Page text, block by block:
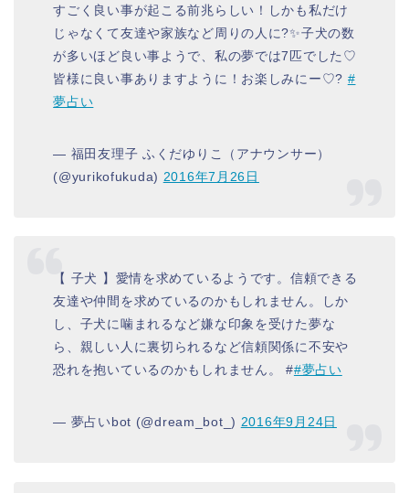
すごく良い事が起こる前兆らしい！しかも私だけ
じゃなくて友達や家族など周りの人に?✨子犬の数
が多いほど良い事ようで、私の夢では7匹でした♡
皆様に良い事ありますように！お楽しみにー♡? #
夢占い
— 福田友理子 ふくだゆりこ（アナウンサー）
(@yurikofukuda) 2016年7月26日
【 子犬 】愛情を求めているようです。信頼できる
友達や仲間を求めているのかもしれません。しか
し、子犬に噛まれるなど嫌な印象を受けた夢な
ら、親しい人に裏切られるなど信頼関係に不安や
恐れを抱いているのかもしれません。 ##夢占い
— 夢占いbot (@dream_bot_) 2016年9月24日